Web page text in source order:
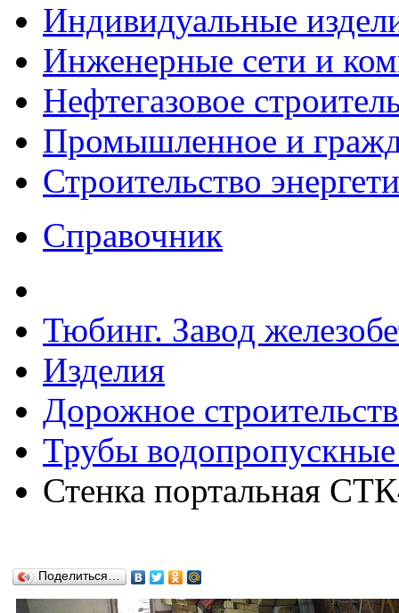
Индивидуальные
Инженерные сети и
Нефтегазовое
Промышленное и
Строительство
Справочник
Тюбинг. Завод
Изделия
Дорожное
Трубы
Стенка портальная
Поделиться…